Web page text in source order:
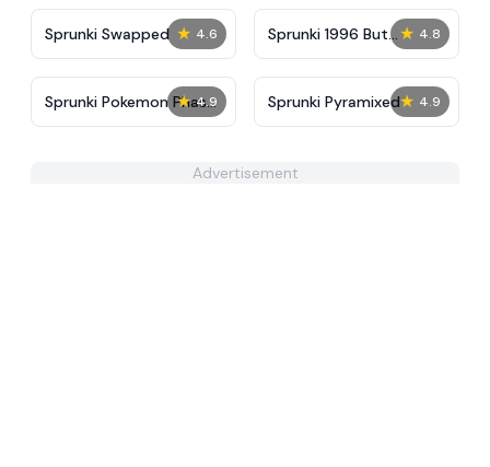
★ 4.6
Sprunki Swapped ★ 4.8
Sprunki 1996 But
Pyramixed
★ 4.9
Sprunki Pokemon Phase
3
★ 4.9
Sprunki Pyramixed
Advertisement